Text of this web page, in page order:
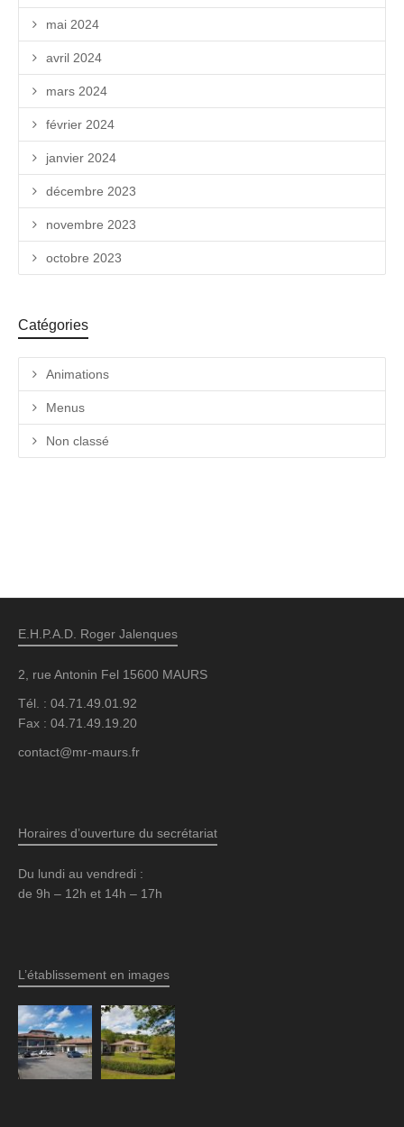
mai 2024
avril 2024
mars 2024
février 2024
janvier 2024
décembre 2023
novembre 2023
octobre 2023
Catégories
Animations
Menus
Non classé
E.H.P.A.D. Roger Jalenques
2, rue Antonin Fel 15600 MAURS
Tél. : 04.71.49.01.92
Fax : 04.71.49.19.20
contact@mr-maurs.fr
Horaires d’ouverture du secrétariat
Du lundi au vendredi :
de 9h – 12h et 14h – 17h
L’établissement en images